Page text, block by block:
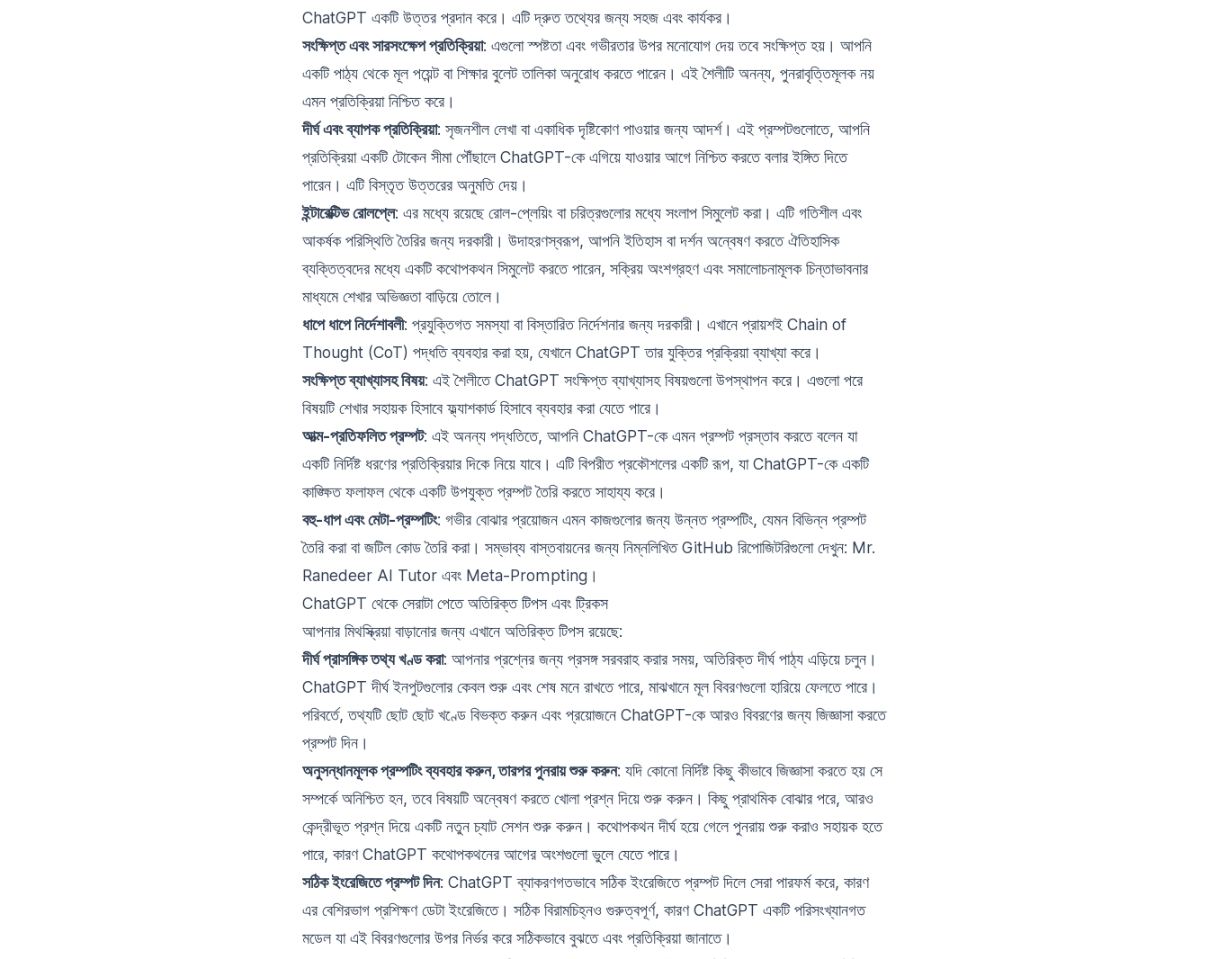
ChatGPT একটি উত্তর প্রদান করে। এটি দ্রুত তথ্যের জন্য সহজ এবং কার্যকর।
সংক্ষিপ্ত এবং সারসংক্ষেপ প্রতিক্রিয়া: এগুলো স্পষ্টতা এবং গভীরতার উপর মনোযোগ দেয় তবে সংক্ষিপ্ত হয়। আপনি
একটি পাঠ্য থেকে মূল পয়েন্ট বা শিক্ষার বুলেট তালিকা অনুরোধ করতে পারেন। এই শৈলীটি অনন্য, পুনরাবৃত্তিমূলক নয়
এমন প্রতিক্রিয়া নিশ্চিত করে।
দীর্ঘ এবং ব্যাপক প্রতিক্রিয়া: সৃজনশীল লেখা বা একাধিক দৃষ্টিকোণ পাওয়ার জন্য আদর্শ। এই প্রম্পটগুলোতে, আপনি
প্রতিক্রিয়া একটি টোকেন সীমা পৌঁছালে ChatGPT-কে এগিয়ে যাওয়ার আগে নিশ্চিত করতে বলার ইঙ্গিত দিতে
পারেন। এটি বিস্তৃত উত্তরের অনুমতি দেয়।
ইন্টারেক্টিভ রোলপ্লে: এর মধ্যে রয়েছে রোল-প্লেয়িং বা চরিত্রগুলোর মধ্যে সংলাপ সিমুলেট করা। এটি গতিশীল এবং
আকর্ষক পরিস্থিতি তৈরির জন্য দরকারী। উদাহরণস্বরূপ, আপনি ইতিহাস বা দর্শন অন্বেষণ করতে ঐতিহাসিক
ব্যক্তিত্বদের মধ্যে একটি কথোপকথন সিমুলেট করতে পারেন, সক্রিয় অংশগ্রহণ এবং সমালোচনামূলক চিন্তাভাবনার
মাধ্যমে শেখার অভিজ্ঞতা বাড়িয়ে তোলে।
ধাপে ধাপে নির্দেশাবলী: প্রযুক্তিগত সমস্যা বা বিস্তারিত নির্দেশনার জন্য দরকারী। এখানে প্রায়শই Chain of
Thought (CoT) পদ্ধতি ব্যবহার করা হয়, যেখানে ChatGPT তার যুক্তির প্রক্রিয়া ব্যাখ্যা করে।
সংক্ষিপ্ত ব্যাখ্যাসহ বিষয়: এই শৈলীতে ChatGPT সংক্ষিপ্ত ব্যাখ্যাসহ বিষয়গুলো উপস্থাপন করে। এগুলো পরে
বিষয়টি শেখার সহায়ক হিসাবে ফ্ল্যাশকার্ড হিসাবে ব্যবহার করা যেতে পারে।
আত্ম-প্রতিফলিত প্রম্পট: এই অনন্য পদ্ধতিতে, আপনি ChatGPT-কে এমন প্রম্পট প্রস্তাব করতে বলেন যা
একটি নির্দিষ্ট ধরণের প্রতিক্রিয়ার দিকে নিয়ে যাবে। এটি বিপরীত প্রকৌশলের একটি রূপ, যা ChatGPT-কে একটি
কাঙ্ক্ষিত ফলাফল থেকে একটি উপযুক্ত প্রম্পট তৈরি করতে সাহায্য করে।
বহু-ধাপ এবং মেটা-প্রম্পটিং: গভীর বোঝার প্রয়োজন এমন কাজগুলোর জন্য উন্নত প্রম্পটিং, যেমন বিভিন্ন প্রম্পট
তৈরি করা বা জটিল কোড তৈরি করা। সম্ভাব্য বাস্তবায়নের জন্য নিম্নলিখিত GitHub রিপোজিটরিগুলো দেখুন: Mr.
Ranedeer AI Tutor এবং Meta-Prompting ।
ChatGPT থেকে সেরাটা পেতে অতিরিক্ত টিপস এবং ট্রিকস
আপনার মিথস্ক্রিয়া বাড়ানোর জন্য এখানে অতিরিক্ত টিপস রয়েছে:
দীর্ঘ প্রাসঙ্গিক তথ্য খণ্ড করা: আপনার প্রশ্নের জন্য প্রসঙ্গ সরবরাহ করার সময়, অতিরিক্ত দীর্ঘ পাঠ্য এড়িয়ে চলুন।
ChatGPT দীর্ঘ ইনপুটগুলোর কেবল শুরু এবং শেষ মনে রাখতে পারে, মাঝখানে মূল বিবরণগুলো হারিয়ে ফেলতে পারে।
পরিবর্তে, তথ্যটি ছোট ছোট খণ্ডে বিভক্ত করুন এবং প্রয়োজনে ChatGPT-কে আরও বিবরণের জন্য জিজ্ঞাসা করতে
প্রম্পট দিন।
অনুসন্ধানমূলক প্রম্পটিং ব্যবহার করুন, তারপর পুনরায় শুরু করুন: যদি কোনো নির্দিষ্ট কিছু কীভাবে জিজ্ঞাসা করতে হয় সে
সম্পর্কে অনিশ্চিত হন, তবে বিষয়টি অন্বেষণ করতে খোলা প্রশ্ন দিয়ে শুরু করুন। কিছু প্রাথমিক বোঝার পরে, আরও
কেন্দ্রীভূত প্রশ্ন দিয়ে একটি নতুন চ্যাট সেশন শুরু করুন। কথোপকথন দীর্ঘ হয়ে গেলে পুনরায় শুরু করাও সহায়ক হতে
পারে, কারণ ChatGPT কথোপকথনের আগের অংশগুলো ভুলে যেতে পারে।
সঠিক ইংরেজিতে প্রম্পট দিন: ChatGPT ব্যাকরণগতভাবে সঠিক ইংরেজিতে প্রম্পট দিলে সেরা পারফর্ম করে, কারণ
এর বেশিরভাগ প্রশিক্ষণ ডেটা ইংরেজিতে। সঠিক বিরামচিহ্নও গুরুত্বপূর্ণ, কারণ ChatGPT একটি পরিসংখ্যানগত
মডেল যা এই বিবরণগুলোর উপর নির্ভর করে সঠিকভাবে বুঝতে এবং প্রতিক্রিয়া জানাতে।